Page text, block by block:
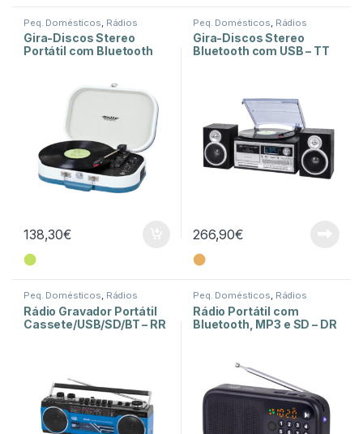
Peq. Domésticos Rádios
Gira-Discos Stereo
Portátil com Bluetooth
138,30€
⬤
Peq. Domésticos Rádios
Gira-Discos Stereo
Bluetooth com USB – TT
266,90€
⬤
Peq. Domésticos, Rádios
Rádio Gravador Portátil
Cassete/USB/SD/BT – RR
Peq. Domésticos, Rádios
Rádio Portátil com
Bluetooth, MP3 e SD – DR